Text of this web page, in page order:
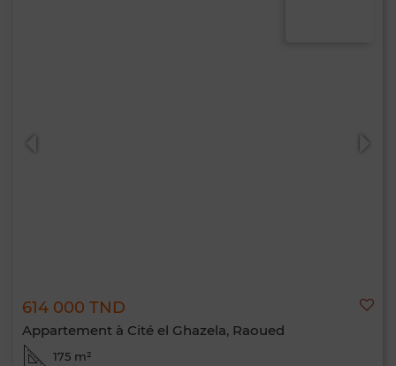
614 000 TND
Appartement à Cité el Ghazela, Raoued
175 m²